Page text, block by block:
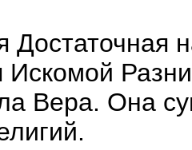
Достаточная
Искомой
Вера. Она